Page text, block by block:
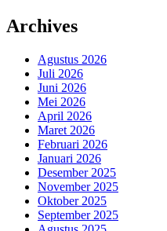
Archives
Agustus 2026
Juli 2026
Juni 2026
Mei 2026
April 2026
Maret 2026
Februari 2026
Januari 2026
Desember 2025
November 2025
Oktober 2025
September 2025